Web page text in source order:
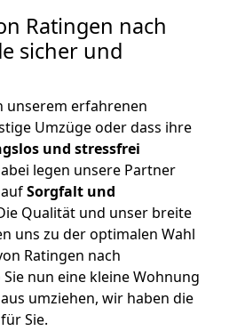
Ratingen nach
sicher und
unserem erfahrenen
Umzüge oder dass ihre
und stressfrei
legen unsere Partner
Sorgfalt und
Qualität und unser breite
uns zu der optimalen Wahl
Ratingen nach
nun eine kleine Wohnung
umziehen, wir haben die
Sie.